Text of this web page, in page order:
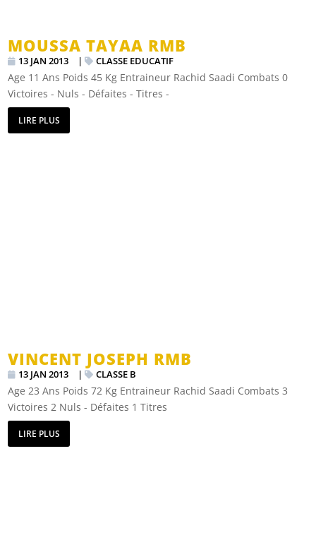
MOUSSA TAYAA RMB
13 JAN 2013 | CLASSE EDUCATIF
Age 11 Ans Poids 45 Kg Entraineur Rachid Saadi Combats 0
Victoires - Nuls - Défaites - Titres -
LIRE PLUS
VINCENT JOSEPH RMB
13 JAN 2013 | CLASSE B
Age 23 Ans Poids 72 Kg Entraineur Rachid Saadi Combats 3
Victoires 2 Nuls - Défaites 1 Titres
LIRE PLUS